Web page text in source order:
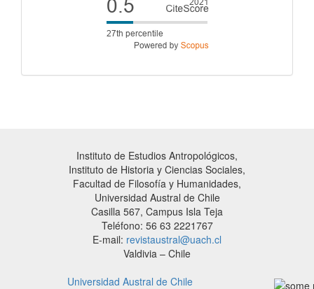
Instituto de Estudios Antropológicos,
Instituto de Historia y Ciencias Sociales,
Facultad de Filosofía y Humanidades,
Universidad Austral de Chile
Casilla 567, Campus Isla Teja
Teléfono: 56 63 2221767
E-mail: revistaustral@uach.cl
Valdivia – Chile
Universidad Austral de Chile